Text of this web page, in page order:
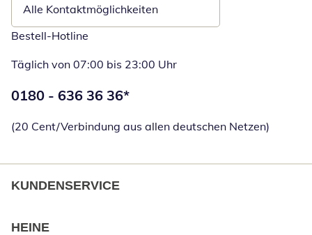
Alle Kontaktmöglichkeiten
Bestell-Hotline
Täglich von 07:00 bis 23:00 Uhr
Telefonnummer:
0180 - 636 36 36*
(20 Cent/Verbindung aus allen deutschen Netzen)
KUNDENSERVICE
HEINE